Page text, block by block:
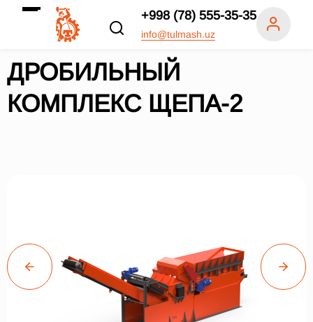
+998 (78) 555-35-35
info@tulmash.uz
ДРОБИЛЬНЫЙ
КОМПЛЕКС ЩЕПА-2